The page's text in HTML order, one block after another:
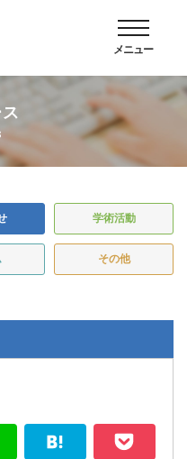
メニュー
学術活動
その他
Line Hatena